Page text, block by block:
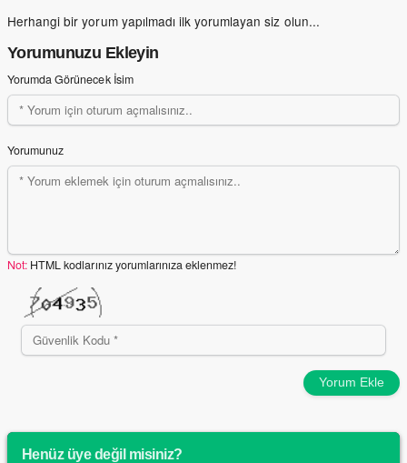
Herhangi bir yorum yapılmadı ilk yorumlayan siz olun...
Yorumunuzu Ekleyin
Yorumda Görünecek İsim
Yorumunuz
Not: HTML kodlarınız yorumlarınıza eklenmez!
Yorum Ekle
Henüz üye değil misiniz?